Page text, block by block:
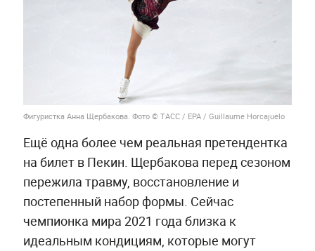
Фигуристка Анна Щербакова. Фото © ТАСС / EPA / Guillaume Horcajuelo
Ещё одна более чем реальная претендентка
на билет в Пекин. Щербакова перед сезоном
пережила травму, восстановление и
постепенный набор формы. Сейчас
чемпионка мира 2021 года близка к
идеальным кондициям, которые могут